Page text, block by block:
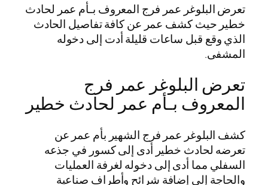
تعرض البلوغر عمر فرج المعروف بـأم عمر لحادث
خطير حيث كشف عمر عن كافة تفاصيل الحادث
الذي وقع قبل ساعات قليلة أدت إلى دخوله
المشفى.
تعرض البلوغر عمر فرج
المعروف بـأم عمر لحادث خطير
كشف البلوغر عمر فرج الشهير بأم عمر عن
تعرضه لحادث خطير أدى إلى كسور في جذعه
السفلي مما أدى إلى دخوله لغرفة العمليات
والحاجة إلى إضافة شرائح وأطراف صناعية